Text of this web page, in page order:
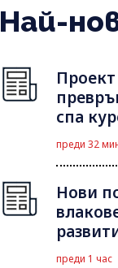
Най-
спа
преди 32
Нови
преди 1 час